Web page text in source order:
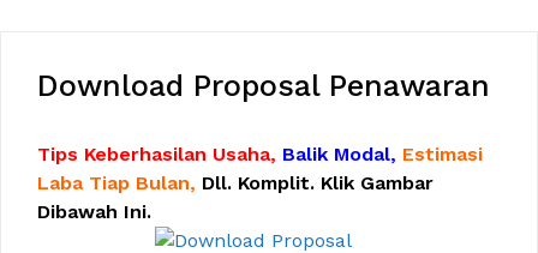
Download Proposal Penawaran
Tips Keberhasilan Usaha, Balik Modal, Estimasi
Laba Tiap Bulan, Dll. Komplit. Klik Gambar
Dibawah Ini.